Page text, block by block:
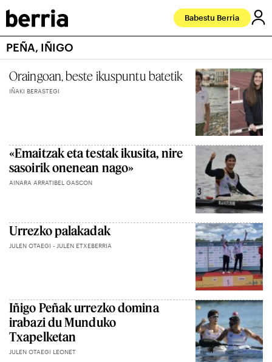
Babestu Berria
PEÑA, IÑIGO
Oraingoan, beste ikuspuntu batetik
IÑAKI BERASTEGI
«Emaitzak eta testak ikusita, nire
sasoirik onenean nago»
AINARA ARRATIBEL GASCON
Urrezko palakadak
JULEN OTAEGI - JULEN ETXEBERRIA
Iñigo Peñak urrezko domina
irabazi du Munduko
Txapelketan
JULEN OTAEGI LEONET